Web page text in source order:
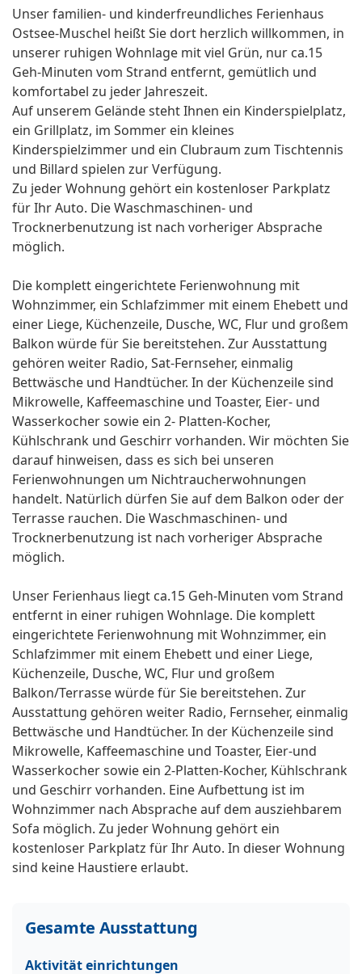
Unser familien- und kinderfreundliches Ferienhaus
Ostsee-Muschel heißt Sie dort herzlich willkommen, in
unserer ruhigen Wohnlage mit viel Grün, nur ca.15
Geh-Minuten vom Strand entfernt, gemütlich und
komfortabel zu jeder Jahreszeit.
Auf unserem Gelände steht Ihnen ein Kinderspielplatz,
ein Grillplatz, im Sommer ein kleines
Kinderspielzimmer und ein Clubraum zum Tischtennis
und Billard spielen zur Verfügung.
Zu jeder Wohnung gehört ein kostenloser Parkplatz
für Ihr Auto. Die Waschmaschinen- und
Trocknerbenutzung ist nach vorheriger Absprache
möglich.
Die komplett eingerichtete Ferienwohnung mit
Wohnzimmer, ein Schlafzimmer mit einem Ehebett und
einer Liege, Küchenzeile, Dusche, WC, Flur und großem
Balkon würde für Sie bereitstehen. Zur Ausstattung
gehören weiter Radio, Sat-Fernseher, einmalig
Bettwäsche und Handtücher. In der Küchenzeile sind
Mikrowelle, Kaffeemaschine und Toaster, Eier- und
Wasserkocher sowie ein 2- Platten-Kocher,
Kühlschrank und Geschirr vorhanden. Wir möchten Sie
darauf hinweisen, dass es sich bei unseren
Ferienwohnungen um Nichtraucherwohnungen
handelt. Natürlich dürfen Sie auf dem Balkon oder der
Terrasse rauchen. Die Waschmaschinen- und
Trocknerbenutzung ist nach vorheriger Absprache
möglich.
Unser Ferienhaus liegt ca.15 Geh-Minuten vom Strand
entfernt in einer ruhigen Wohnlage. Die komplett
eingerichtete Ferienwohnung mit Wohnzimmer, ein
Schlafzimmer mit einem Ehebett und einer Liege,
Küchenzeile, Dusche, WC, Flur und großem
Balkon/Terrasse würde für Sie bereitstehen. Zur
Ausstattung gehören weiter Radio, Fernseher, einmalig
Bettwäsche und Handtücher. In der Küchenzeile sind
Mikrowelle, Kaffeemaschine und Toaster, Eier-und
Wasserkocher sowie ein 2-Platten-Kocher, Kühlschrank
und Geschirr vorhanden. Eine Aufbettung ist im
Wohnzimmer nach Absprache auf dem ausziehbarem
Sofa möglich. Zu jeder Wohnung gehört ein
kostenloser Parkplatz für Ihr Auto. In dieser Wohnung
sind keine Haustiere erlaubt.
Gesamte Ausstattung
Aktivität einrichtungen